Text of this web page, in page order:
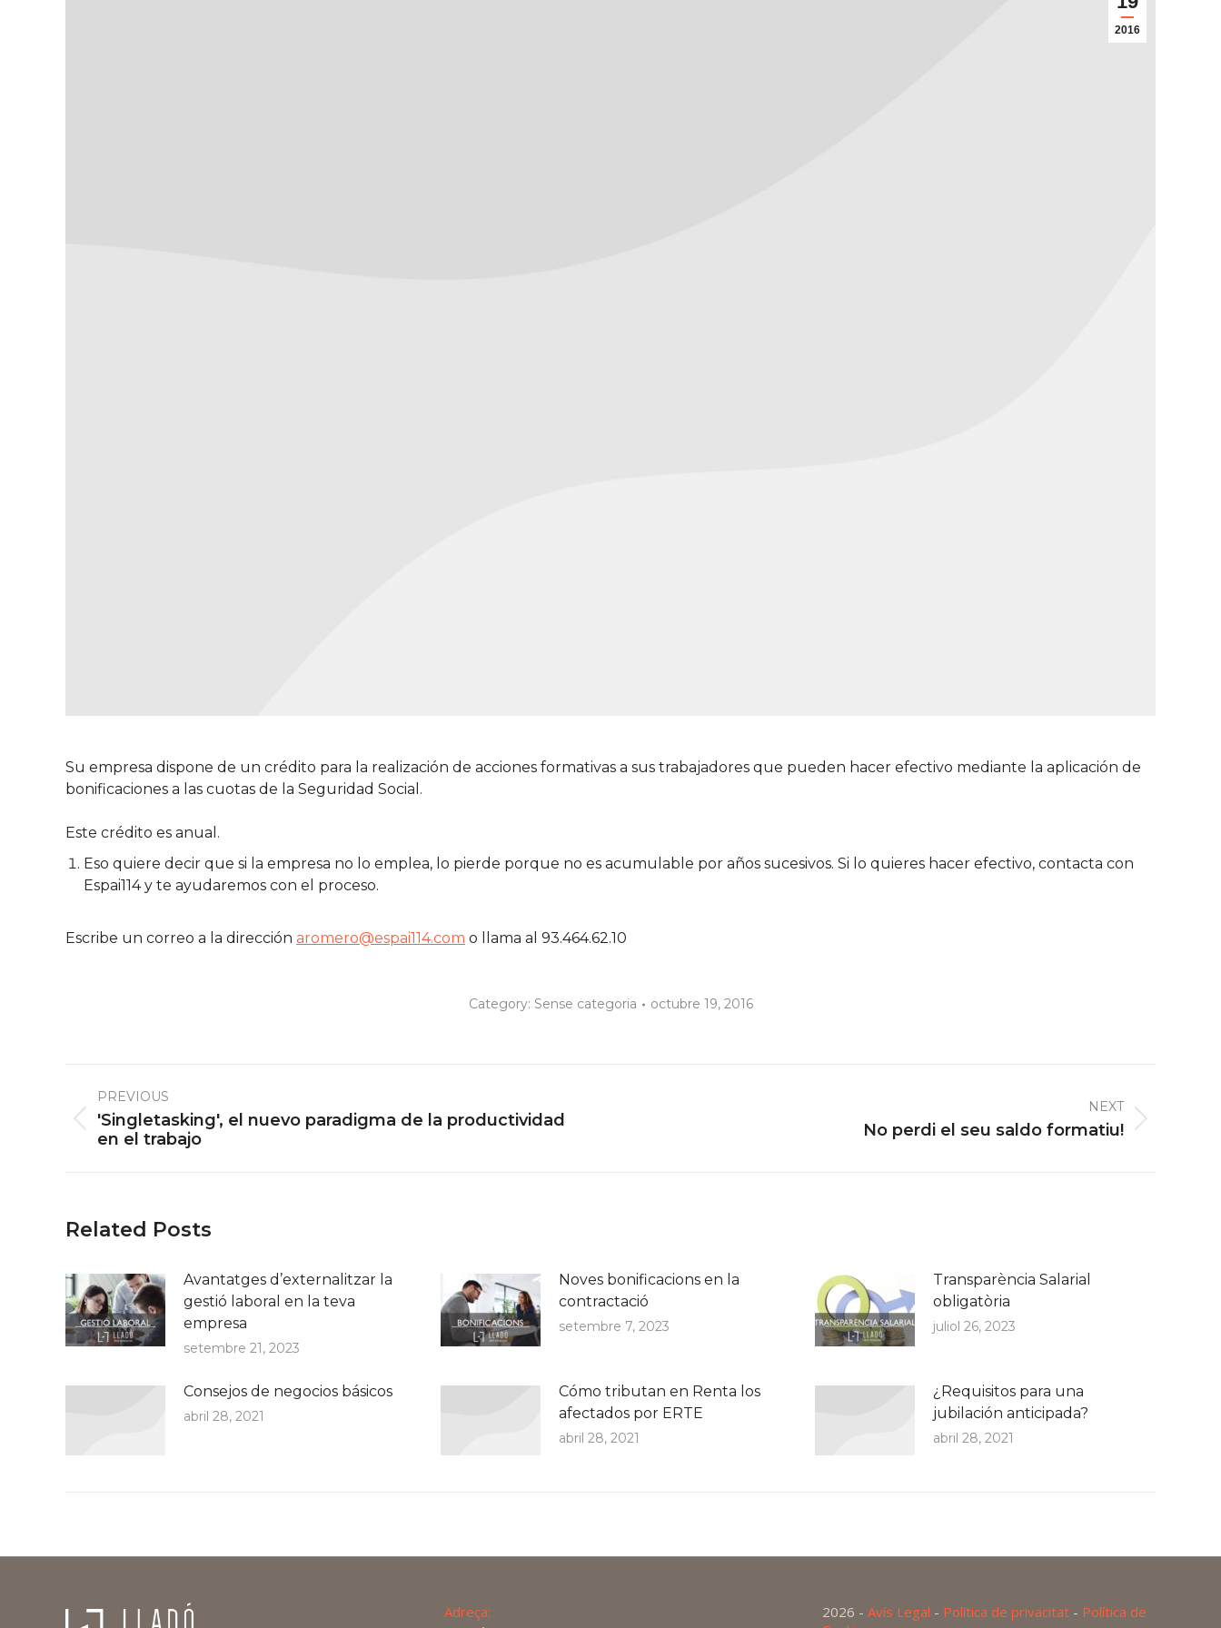
2016
Su empresa dispone de un crédito para la realización de acciones formativas a sus trabajadores que pueden hacer efectivo mediante la aplicación de
bonificaciones a las cuotas de la Seguridad Social.
Este crédito es anual.
Eso quiere decir que si la empresa no lo emplea, lo pierde porque no es acumulable por años sucesivos. Si lo quieres hacer efectivo, contacta con
Espai114 y te ayudaremos con el proceso.
Escribe un correo a la dirección aromero@espai114.com o llama al 93.464.62.10
Category: Sense categoria octubre 19, 2016
navigation
PREVIOUS
Previous
post:
'Singletasking', el nuevo paradigma de la productividad
en el trabajo
NEXT
No perdi el seu saldo formatiu!
Related Posts
Avantatges d’externalitzar la
gestió laboral en la teva
empresa
setembre 21, 2023
Noves bonificacions en la
contractació
setembre 7, 2023
Transparència Salarial
obligatòria
juliol 26, 2023
Consejos de negocios básicos
abril 28, 2021
Cómo tributan en Renta los
afectados por ERTE
abril 28, 2021
¿Requisitos para una
jubilación anticipada?
abril 28, 2021
Adreça:
2026 -Avís Legal - Política de privacitat - Política de